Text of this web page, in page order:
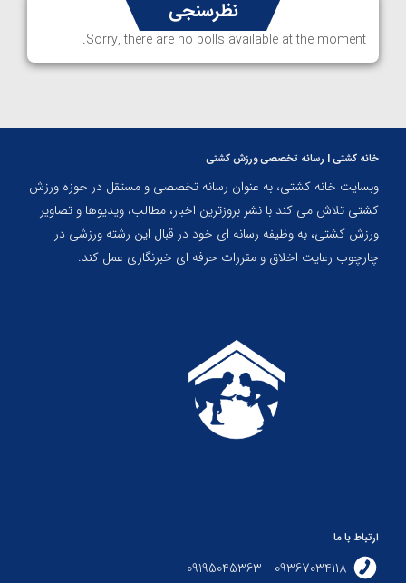
نظرسنجی
Sorry, there are no polls available at the moment.
خانه کشتی | رسانه تخصصی ورزش کشتی
وبسایت خانه کشتی، به عنوان رسانه تخصصی و مستقل در حوزه ورزش
کشتی تلاش می کند با نشر بروزترین اخبار، مطالب، ویدیوها و تصاویر
ورزش کشتی، به وظیفه رسانه ای خود در قبال این رشته ورزشی در
چارچوب رعایت اخلاق و مقررات حرفه ای خبرنگاری عمل کند.
ارتباط با ما
09367034118 - 09195045363